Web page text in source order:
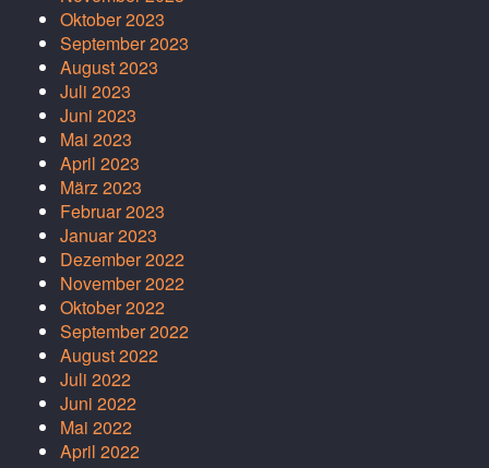
Oktober 2023
September 2023
August 2023
Juli 2023
Juni 2023
Mai 2023
April 2023
März 2023
Februar 2023
Januar 2023
Dezember 2022
November 2022
Oktober 2022
September 2022
August 2022
Juli 2022
Juni 2022
Mai 2022
April 2022